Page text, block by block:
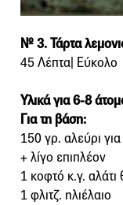
№ 3. Τάρτα
45 Λέπτα| Εύκολο
Υλικά για 6-8
Για τη βάση:
150 γρ. αλεύρι
+ λίγο επιπλέον
1 κοφτό κ.γ. αλάτι
1 φλιτζ. ηλιέλαιο